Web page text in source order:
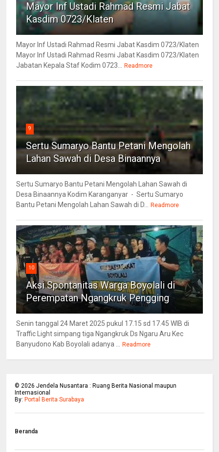
Mayor Inf Ustadi Rahmad Resmi Jabat
Kasdim 0723/Klaten
Mayor Inf Ustadi Rahmad Resmi Jabat Kasdim 0723/Klaten
Mayor Inf Ustadi Rahmad Resmi Jabat Kasdim 0723/Klaten
Jabatan Kepala Staf Kodim 0723...
Readmore
9
Sertu Sumaryo Bantu Petani Mengolah
Lahan Sawah di Desa Binaannya
Sertu Sumaryo Bantu Petani Mengolah Lahan Sawah di
Desa Binaannya Kodim Karanganyar - Sertu Sumaryo
Bantu Petani Mengolah Lahan Sawah di D...
Readmore
10
Aksi Spontanitas Warga Boyolali di
Perempatan Ngangkruk Pengging
Senin tanggal 24 Maret 2025 pukul 17.15 sd 17.45 WIB di
Traffic Light simpang tiga Ngangkruk Ds Ngaru Aru Kec
Banyudono Kab Boyolali adanya ...
Readmore
©2026 Jendela Nusantara : Ruang Berita Nasional maupun
Internasional
By: Portal Berita Surabaya
Beranda